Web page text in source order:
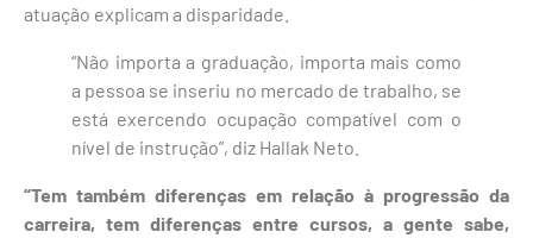
atuação explicam a disparidade.
“Não importa a graduação, importa mais como
a pessoa se inseriu no mercado de trabalho, se
está exercendo ocupação compatível com o
nível de instrução”, diz Hallak Neto.
“Tem também diferenças em relação à progressão da
carreira, tem diferenças entre cursos, a gente sabe,